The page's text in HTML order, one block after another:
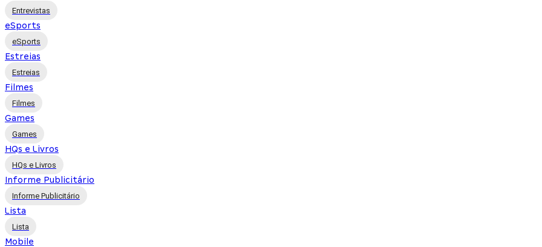
Entrevistas
eSports
eSports
Estreias
Estreias
Filmes
Filmes
Games
Games
HQs e Livros
HQs e Livros
Informe Publicitário
Informe Publicitário
Lista
Lista
Mobile